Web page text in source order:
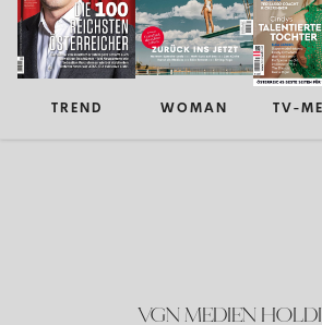
TREND WOMAN TV-
VGN MEDIEN